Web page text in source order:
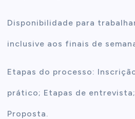
Disponibilidade para
inclusive aos finais de
Etapas do processo:
prático; Etapas de
Proposta.